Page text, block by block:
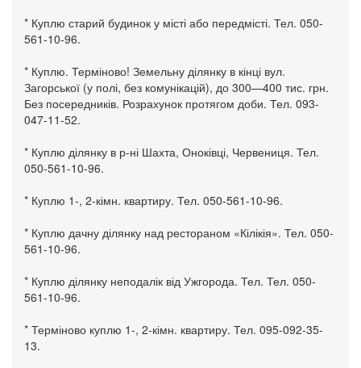
* Куплю старий будинок у місті або передмісті. Тел. 050-
561-10-96.
* Куплю. Терміново! Земельну ділянку в кінці вул.
Загорської (у полі, без комунікацій), до 300—400 тис. грн.
Без посередників. Розрахунок протягом доби. Тел. 093-
047-11-52.
* Куплю ділянку в р-ні Шахта, Оноківці, Червениця. Тел.
050-561-10-96.
* Куплю 1-, 2-кімн. квартиру. Тел. 050-561-10-96.
* Куплю дачну ділянку над рестораном «Кілікія». Тел. 050-
561-10-96.
* Куплю ділянку неподалік від Ужгорода. Тел. Тел. 050-
561-10-96.
* Терміново куплю 1-, 2-кімн. квартиру. Тел. 095-092-35-
13.